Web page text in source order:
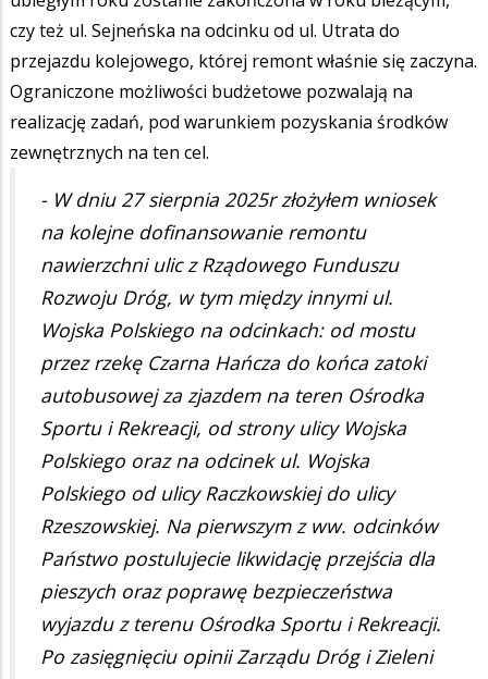
czy też ul. Sejneńska na odcinku od ul. Utrata do
przejazdu kolejowego, której remont właśnie się zaczyna.
Ograniczone możliwości budżetowe pozwalają na
realizację zadań, pod warunkiem pozyskania środków
zewnętrznych na ten cel.
- W dniu 27 sierpnia 2025r złożyłem wniosek
na kolejne dofinansowanie remontu
nawierzchni ulic z Rządowego Funduszu
Rozwoju Dróg, w tym między innymi ul.
Wojska Polskiego na odcinkach: od mostu
przez rzekę Czarna Hańcza do końca zatoki
autobusowej za zjazdem na teren Ośrodka
Sportu i Rekreacji, od strony ulicy Wojska
Polskiego oraz na odcinek ul. Wojska
Polskiego od ulicy Raczkowskiej do ulicy
Rzeszowskiej. Na pierwszym z ww. odcinków
Państwo postulujecie likwidację przejścia dla
pieszych oraz poprawę bezpieczeństwa
wyjazdu z terenu Ośrodka Sportu i Rekreacji.
Po zasięgnięciu opinii Zarządu Dróg i Zieleni